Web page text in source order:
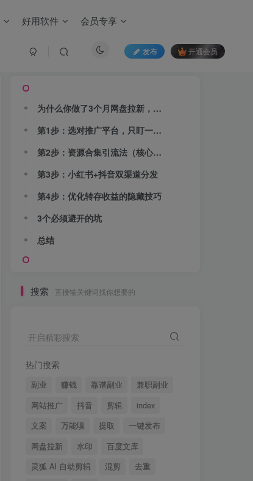
好用软件 会员专享
发布 开通会员
文章目录
为什么你做了3个月网盘拉新，日收入还不到30块？
第1步：选对推广平台，只盯一个做深
第2步：资源合集引流法（核心打法）
第3步：小红书+抖音双渠道分发
第4步：优化转存收益的隐藏技巧
3个必须避开的坑
总结
搜索 直接输关键词找你想要的
开启精彩搜索
热门搜索
副业 赚钱 靠谱副业
兼职副业
网站推广
抖音 剪辑
index
文案
万能嗅 提取
一键发布
网盘拉新
水印
百度文库
灵狐 AI 自动剪辑
混剪
去重